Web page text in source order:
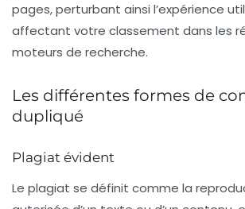
pages, perturbant ainsi l’expérience
affectant votre classement dans les
moteurs de recherche.
Les différentes formes de
dupliqué
Plagiat évident
Le plagiat se définit comme la